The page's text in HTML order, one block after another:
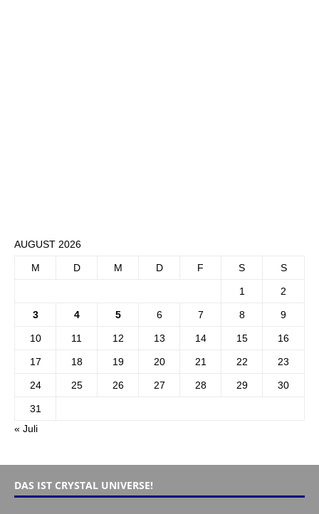
AUGUST 2026
M D M D F S S
1 2
3 4 5 6 7 8 9
10 11 12 13 14 15 16
17 18 19 20 21 22 23
24 25 26 27 28 29 30
31
« Juli
DAS IST CRYSTAL UNIVERSE!